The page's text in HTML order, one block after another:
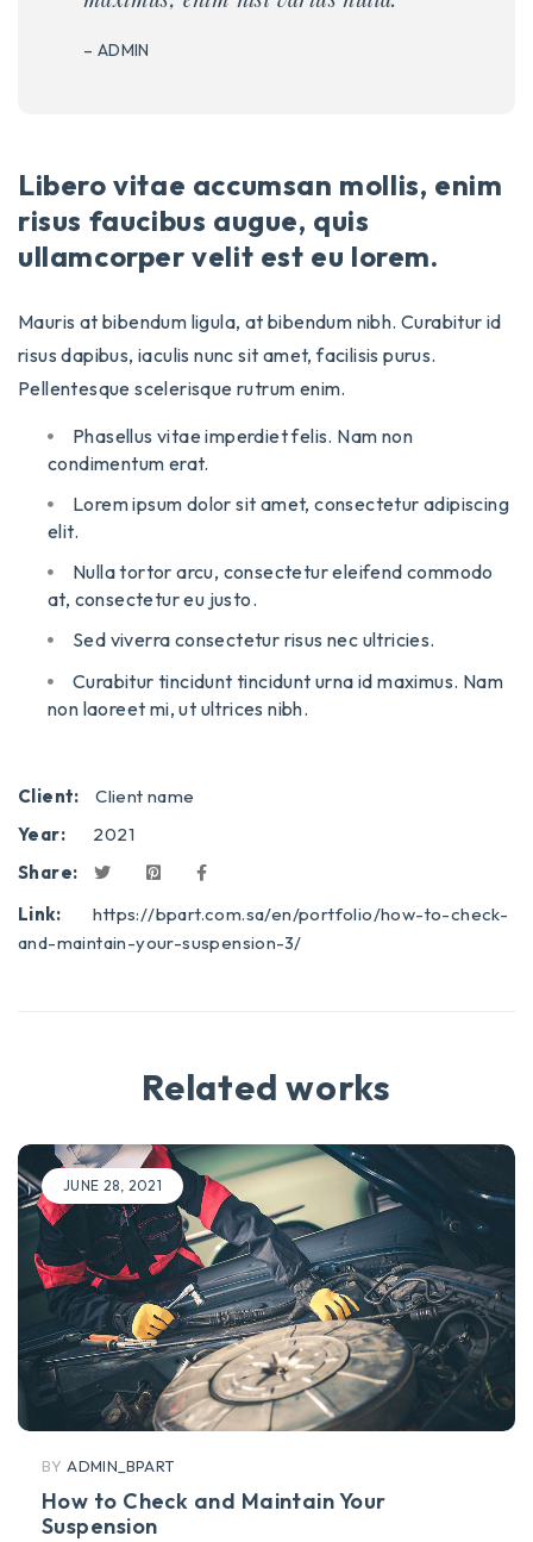
– ADMIN
Libero vitae accumsan mollis, enim
risus faucibus augue, quis
ullamcorper velit est eu lorem.
Mauris at bibendum ligula, at bibendum nibh. Curabitur id
risus dapibus, iaculis nunc sit amet, facilisis purus.
Pellentesque scelerisque rutrum enim.
Phasellus vitae imperdiet felis. Nam non
condimentum erat.
Lorem ipsum dolor sit amet, consectetur adipiscing
elit.
Nulla tortor arcu, consectetur eleifend commodo
at, consectetur eu justo.
Sed viverra consectetur risus nec ultricies.
Curabitur tincidunt tincidunt urna id maximus. Nam
non laoreet mi, ut ultrices nibh.
Client:
Client name
Year:
2021
Share:
Link:
https://bpart.com.sa/en/portfolio/how-to-check-
and-maintain-your-suspension-3/
Related works
JUNE 28, 2021
BY ADMIN_BPART
How to Check and Maintain Your
Suspension